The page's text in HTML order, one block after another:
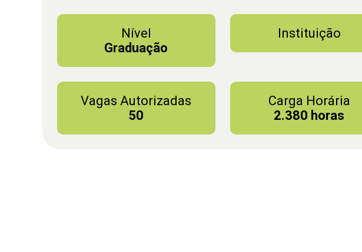
Nível
Graduação
Instituição
Vagas Autorizadas
50
Carga Horária
2.380 horas